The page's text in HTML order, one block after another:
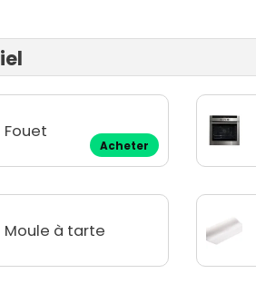
Fouet
Acheter
Moule à tarte